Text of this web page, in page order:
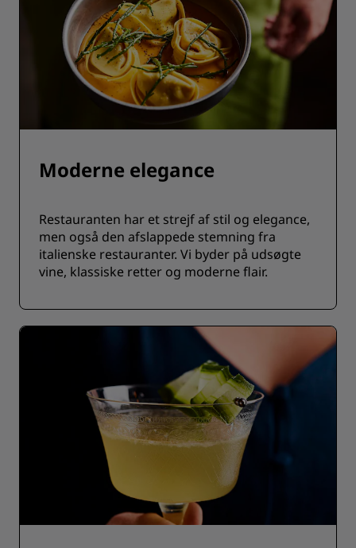
Moderne elegance
Restauranten har et strejf af stil og elegance,
men også den afslappede stemning fra
italienske restauranter. Vi byder på udsøgte
vine, klassiske retter og moderne flair.